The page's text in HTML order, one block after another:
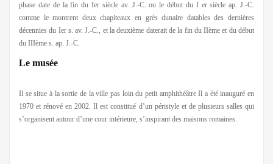
phase date de la fin du Ier siècle av. J.-C. ou le début du I er siècle ap. J.-C.
comme le montrent deux chapiteaux en grès dunaire datables des dernières
décennies du Ier s. av. J.-C., et la deuxième daterait de la fin du IIème et du début
du IIIème s. ap. J.-C.
Le musée
Il se situe à la sortie de la ville pas loin du petit amphithéâtre Il a été inauguré en
1970 et rénové en 2002. Il est constitué d’un péristyle et de plusieurs salles qui
s’organisent autour d’une cour intérieure, s’inspirant des maisons romaines.